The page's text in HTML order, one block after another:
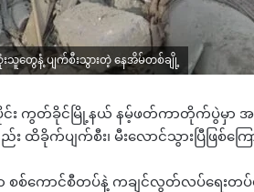
ေနံ့ ပျက်စီးသွားတဲ့ နေအိမ်တစ်ချို့
င်း ကွတ်ခိုင်မြို့နယ် နမ့်ဖတ်ကာတိုက်ပွဲမှာ အရ
ထိခိုက်ပျက်စီး၊ မီးလောင်သွားပြီဖြစ်
ာ စစ်ကောင်စီတပ်နဲ့ ကချင်လွတ်လပ်ရေးတ